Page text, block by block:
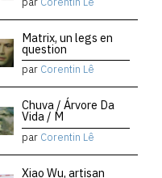
Matrix, un legs en
question
par Corentin Lê
Chuva / Árvore Da
Vida / M
par Corentin Lê
Xiao Wu, artisan